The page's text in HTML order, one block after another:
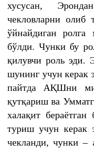
хусусан,
чекловларни
ўйнайдиган
бўлди. Чунки бу
қилувчи роль эди.
шунинг учун керак
пайтда АҚШни
қутқариш ва
халақит
туриш учун керак
чекланди, чунки –